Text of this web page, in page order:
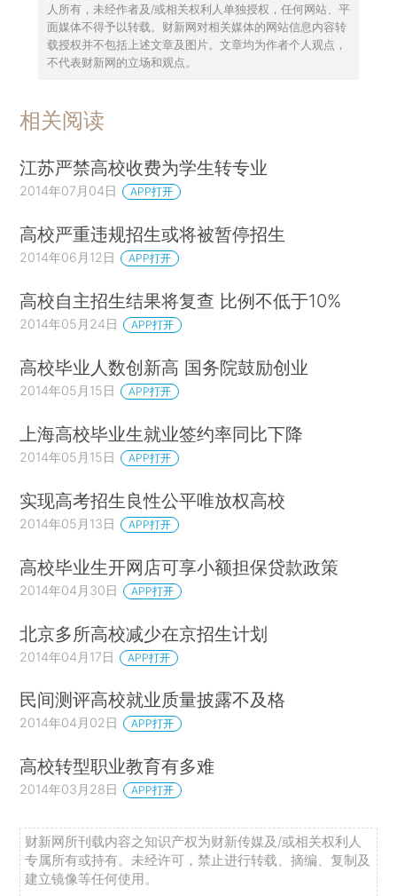
人所有，未经作者及/或相关权利人单独授权，任何网站、平
面媒体不得予以转载。财新网对相关媒体的网站信息内容转
载授权并不包括上述文章及图片。文章均为作者个人观点，
不代表财新网的立场和观点。
相关阅读
江苏严禁高校收费为学生转专业
2014年07月04日 APP打开
高校严重违规招生或将被暂停招生
2014年06月12日 APP打开
高校自主招生结果将复查 比例不低于10%
2014年05月24日 APP打开
高校毕业人数创新高 国务院鼓励创业
2014年05月15日 APP打开
上海高校毕业生就业签约率同比下降
2014年05月15日 APP打开
实现高考招生良性公平唯放权高校
2014年05月13日 APP打开
高校毕业生开网店可享小额担保贷款政策
2014年04月30日 APP打开
北京多所高校减少在京招生计划
2014年04月17日 APP打开
民间测评高校就业质量披露不及格
2014年04月02日 APP打开
高校转型职业教育有多难
2014年03月28日 APP打开
财新网所刊载内容之知识产权为财新传媒及/或相关权利人
专属所有或持有。未经许可，禁止进行转载、摘编、复制及
建立镜像等任何使用。